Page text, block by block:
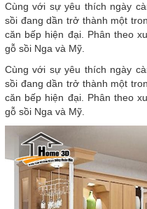
Cùng với sự yêu thích ngày
sồi đang dần trở thành một
căn bếp hiện đại. Phân theo
gỗ sồi Nga và Mỹ.
Cùng với sự yêu thích ngày
sồi đang dần trở thành một
căn bếp hiện đại. Phân theo
gỗ sồi Nga và Mỹ.